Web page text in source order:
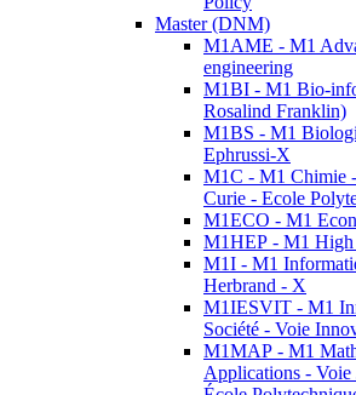
Master (DNM)
M1AME - M1
engineering
M1BI - M1 Bio-
Rosalind Franklin)
M1BS - M1
Ephrussi-X
M1C - M1 Chimie
Curie - Ecole
M1ECO - M1
M1HEP - M1 High
M1I - M1
Herbrand - X
M1IESVIT - M1
Société - Voie
M1MAP - M1
Applications - Voie